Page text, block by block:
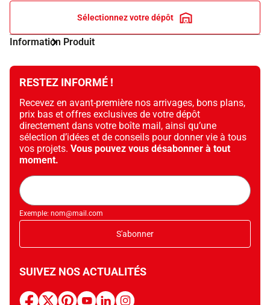
Sélectionnez votre dépôt
Information Produit
RESTEZ INFORMÉ !
Recevez en avant-première nos arrivages, bons plans,
prix bas et offres exclusives de votre dépôt
directement dans votre boîte mail, ainsi qu’une
sélection d’idées et de conseils pour donner vie à tous
vos projets. Vous pouvez vous désabonner à tout
moment.
Adresse
mail
Exemple: nom@mail.com
S'abonner
SUIVEZ NOS ACTUALITÉS
facebook
x pinterestyoutubelinkedininstagram